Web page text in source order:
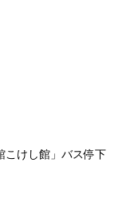
こけし館」バス停下